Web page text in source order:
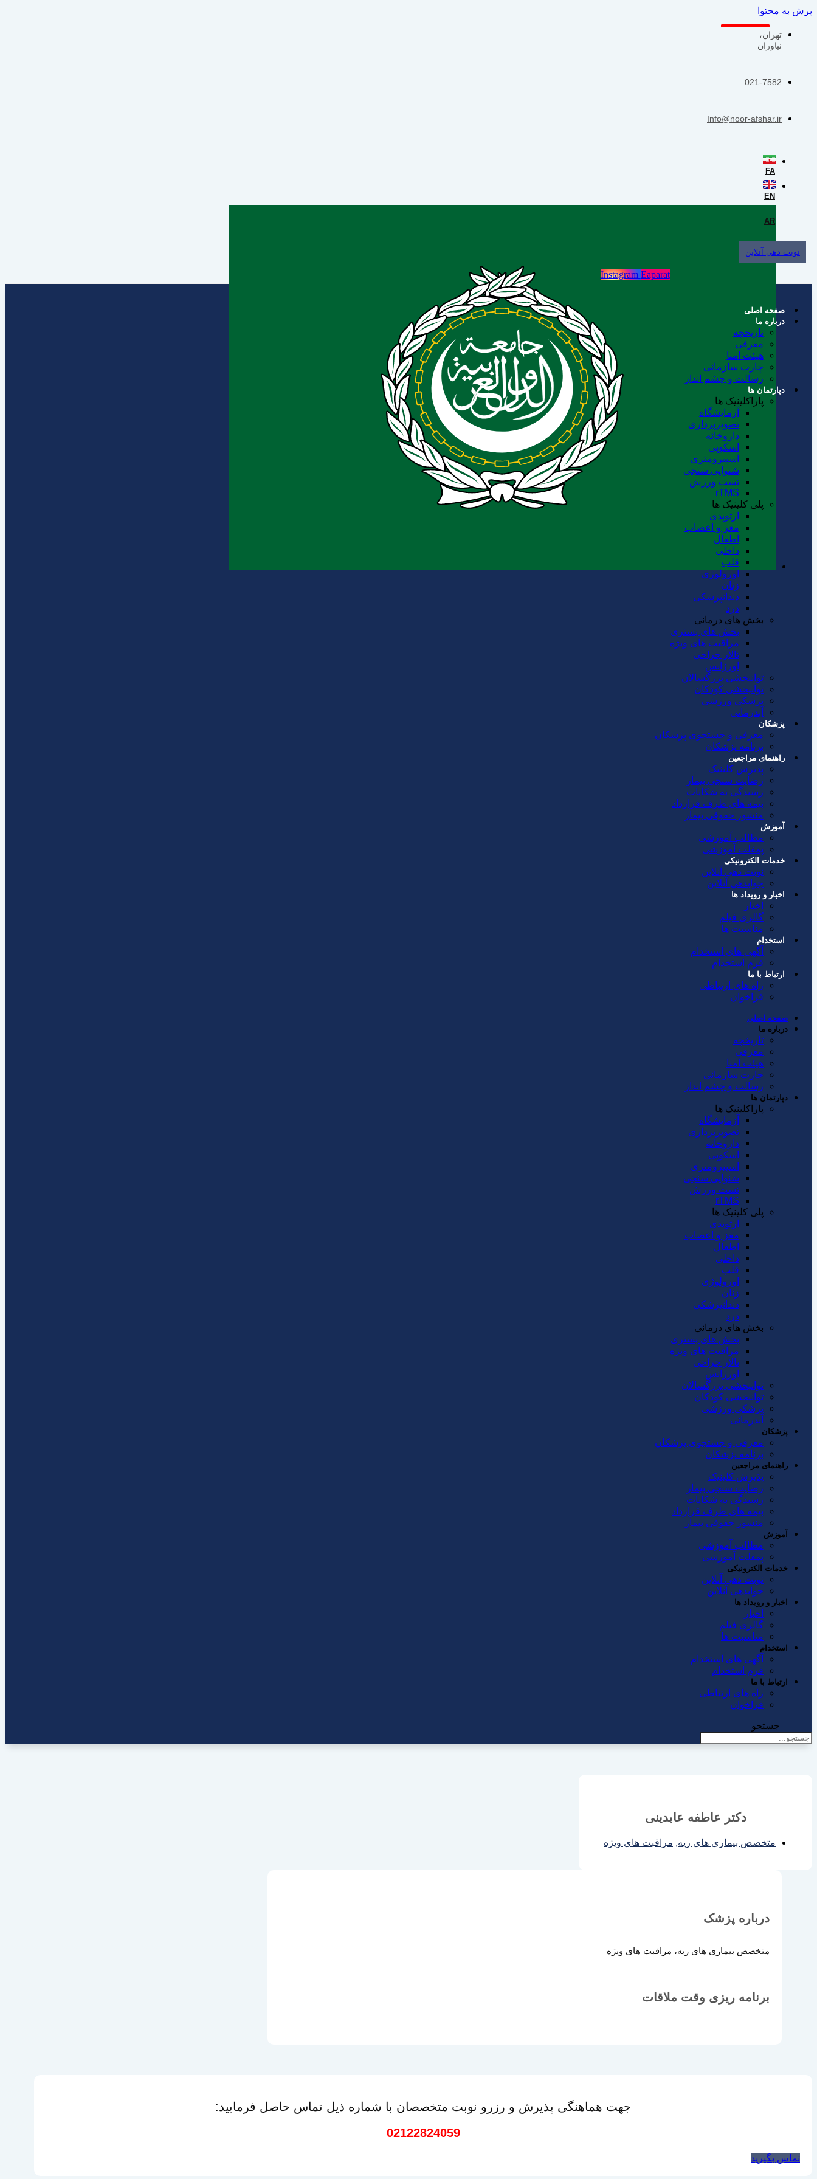
پرش به محتوا
تهران،
نیاوران
021-7582
Info@noor-afshar.ir
FA
EN
AR
نوبت دهی آنلاین
Instagram Eaparat
صفحه اصلی
درباره ما
تاریخچه
معرفی
هیئت امنا
چارت سازمانی
رسالت و چشم انداز
دپارتمان ها
پاراکلینیک ها
آزمایشگاه
تصویربرداری
داروخانه
اسکوپی
اسپیرومتری
شنوایی سنجی
تست ورزش
rTMS
پلی کلینیک ها
ارتوپدی
مغز و اعصاب
اطفال
داخلی
قلب
اورولوژی
زنان
دندانپزشکی
درد
بخش های درمانی
بخش های بستری
مراقبت های ویژه
تالار جراحی
اورژانس
توانبخشی بزرگسالان
توانبخشی کودکان
پزشکی ورزشی
آبدرمانی
پزشکان
معرفی و جستجوی پزشکان
برنامه پزشکان
راهنمای مراجعین
پذیرش کلینیک
رضایت سنجی بیمار
رسیدگی به شکایات
بیمه های طرف قرارداد
منشور حقوقی بیمار
آموزش
مطالب آموزشی
پمفلت آموزشی
خدمات الکترونیکی
نوبت دهی آنلاین
جوابدهي آنلاين
اخبار و رویداد ها
اخبار
گالری فیلم
مناسبت ها
استخدام
آگهی های استخدام
فرم استخدام
ارتباط با ما
راه های ارتباطی
فراخوان
صفحه اصلی
درباره ما
تاریخچه
معرفی
هیئت امنا
چارت سازمانی
رسالت و چشم انداز
دپارتمان ها
پاراکلینیک ها
آزمایشگاه
تصویربرداری
داروخانه
اسکوپی
اسپیرومتری
شنوایی سنجی
تست ورزش
rTMS
پلی کلینیک ها
ارتوپدی
مغز و اعصاب
اطفال
داخلی
قلب
اورولوژی
زنان
دندانپزشکی
درد
بخش های درمانی
بخش های بستری
مراقبت های ویژه
تالار جراحی
اورژانس
توانبخشی بزرگسالان
توانبخشی کودکان
پزشکی ورزشی
آبدرمانی
پزشکان
معرفی و جستجوی پزشکان
برنامه پزشکان
راهنمای مراجعین
پذیرش کلینیک
رضایت سنجی بیمار
رسیدگی به شکایات
بیمه های طرف قرارداد
منشور حقوقی بیمار
آموزش
مطالب آموزشی
پمفلت آموزشی
خدمات الکترونیکی
نوبت دهی آنلاین
جوابدهي آنلاين
اخبار و رویداد ها
اخبار
گالری فیلم
مناسبت ها
استخدام
آگهی های استخدام
فرم استخدام
ارتباط با ما
راه های ارتباطی
فراخوان
جستجو
دکتر عاطفه عابدینی
متخصص بیماری های ریه, مراقبت های ویژه
درباره پزشک
متخصص بیماری های ریه، مراقبت های ویژه
برنامه ریزی وقت ملاقات
جهت هماهنگی پذیرش و رزرو نوبت متخصصان با شماره ذیل تماس حاصل فرمایید:
02122824059
تماس بگیرید